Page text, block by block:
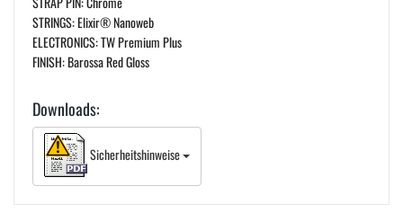
STRINGS: Elixir® Nanoweb
ELECTRONICS: TW Premium Plus
FINISH: Barossa Red Gloss
Downloads:
Sicherheitshinweise